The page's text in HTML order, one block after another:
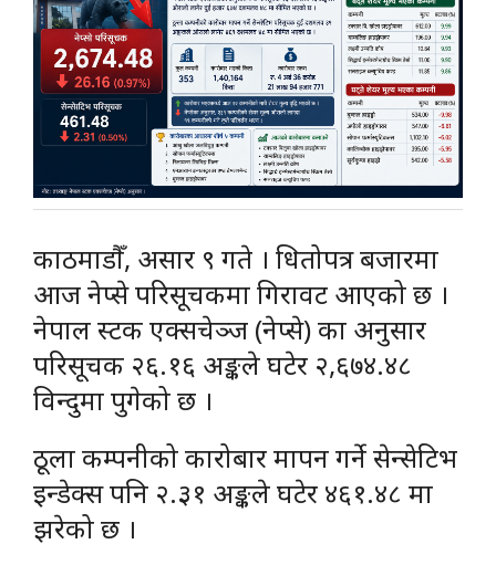
काठमाडौँ, असार ९ गते । धितोपत्र बजारमा
आज नेप्से परिसूचकमा गिरावट आएको छ ।
नेपाल स्टक एक्सचेञ्ज (नेप्से) का अनुसार
परिसूचक २६.१६ अङ्कले घटेर २,६७४.४८
विन्दुमा पुगेको छ ।
ठूला कम्पनीको कारोबार मापन गर्ने सेन्सेटिभ
इन्डेक्स पनि २.३१ अङ्कले घटेर ४६१.४८ मा
झरेको छ ।